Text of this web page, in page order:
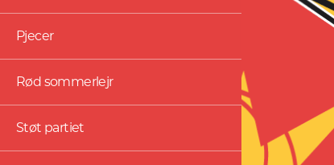
Pjecer
Rød sommerlejr
Støt partiet